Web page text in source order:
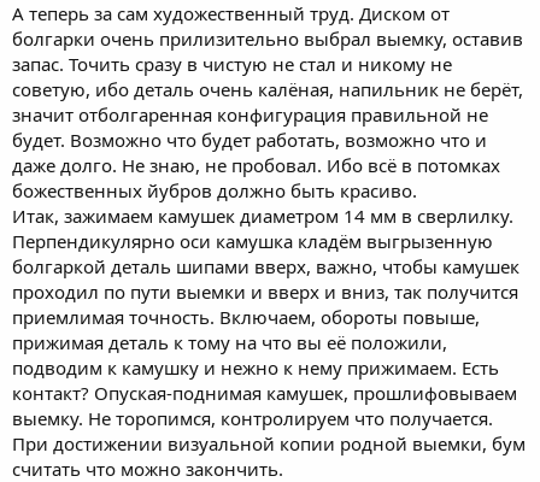
А теперь за сам художественный труд. Диском от
болгарки очень прилизительно выбрал выемку, оставив
запас. Точить сразу в чистую не стал и никому не
советую, ибо деталь очень калёная, напильник не берёт,
значит отболгаренная конфигурация правильной не
будет. Возможно что будет работать, возможно что и
даже долго. Не знаю, не пробовал. Ибо всё в потомках
божественных йубров должно быть красиво.
Итак, зажимаем камушек диаметром 14 мм в сверлилку.
Перпендикулярно оси камушка кладём выгрызенную
болгаркой деталь шипами вверх, важно, чтобы камушек
проходил по пути выемки и вверх и вниз, так получится
приемлимая точность. Включаем, обороты повыше,
прижимая деталь к тому на что вы её положили,
подводим к камушку и нежно к нему прижимаем. Есть
контакт? Опуская-поднимая камушек, прошлифовываем
выемку. Не торопимся, контролируем что получается.
При достижении визуальной копии родной выемки, бум
считать что можно закончить.